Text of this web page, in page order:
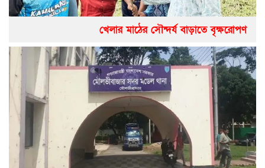
খেলার মাঠের সৌন্দর্য বাড়াতে বৃক্ষরোপণ